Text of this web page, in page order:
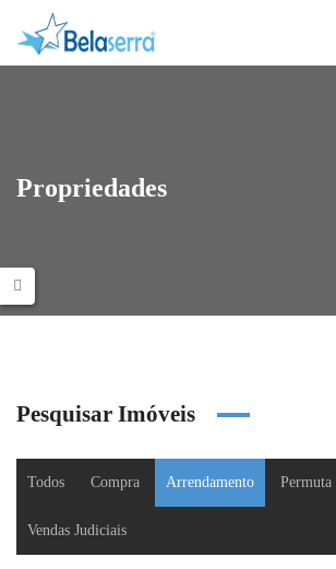
Propriedades
Pesquisar Imóveis
Todos Compra Arrendamento Permuta
Vendas Judiciais